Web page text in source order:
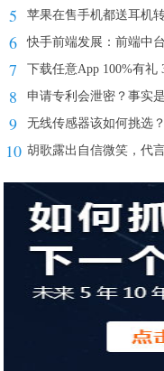
5 苹果在售手机都送耳机
6 快手前端发展：前端中
7 下载任意App 100%有礼
8 申请专利会泄密？事实
9 无线传感器该如何挑选
10 胡歌露出自信微笑，代